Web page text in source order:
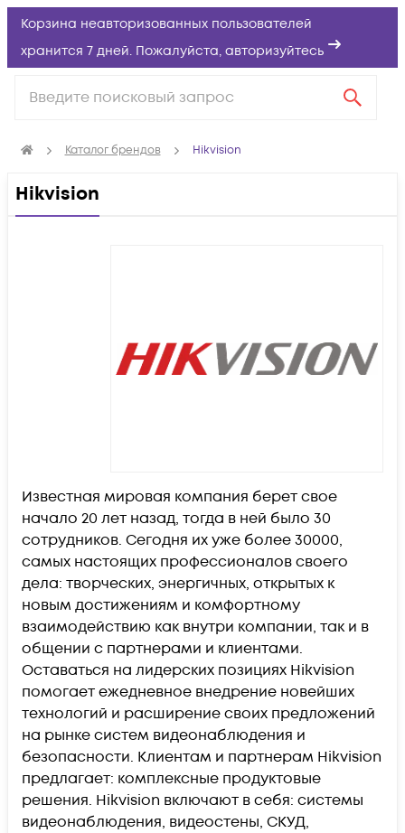
Корзина неавторизованных пользователей
хранится 7 дней. Пожалуйста, авторизуйтесь
Каталог брендов Hikvision
Hikvision
Известная мировая компания берет свое
начало 20 лет назад, тогда в ней было 30
сотрудников. Сегодня их уже более 30000,
самых настоящих профессионалов своего
дела: творческих, энергичных, открытых к
новым достижениям и комфортному
взаимодействию как внутри компании, так и в
общении с партнерами и клиентами.
Оставаться на лидерских позициях Hikvision
помогает ежедневное внедрение новейших
технологий и расширение своих предложений
на рынке систем видеонаблюдения и
безопасности. Клиентам и партнерам Hikvision
предлагает: комплексные продуктовые
решения. Hikvision включают в себя: системы
видеонаблюдения, видеостены, СКУД,